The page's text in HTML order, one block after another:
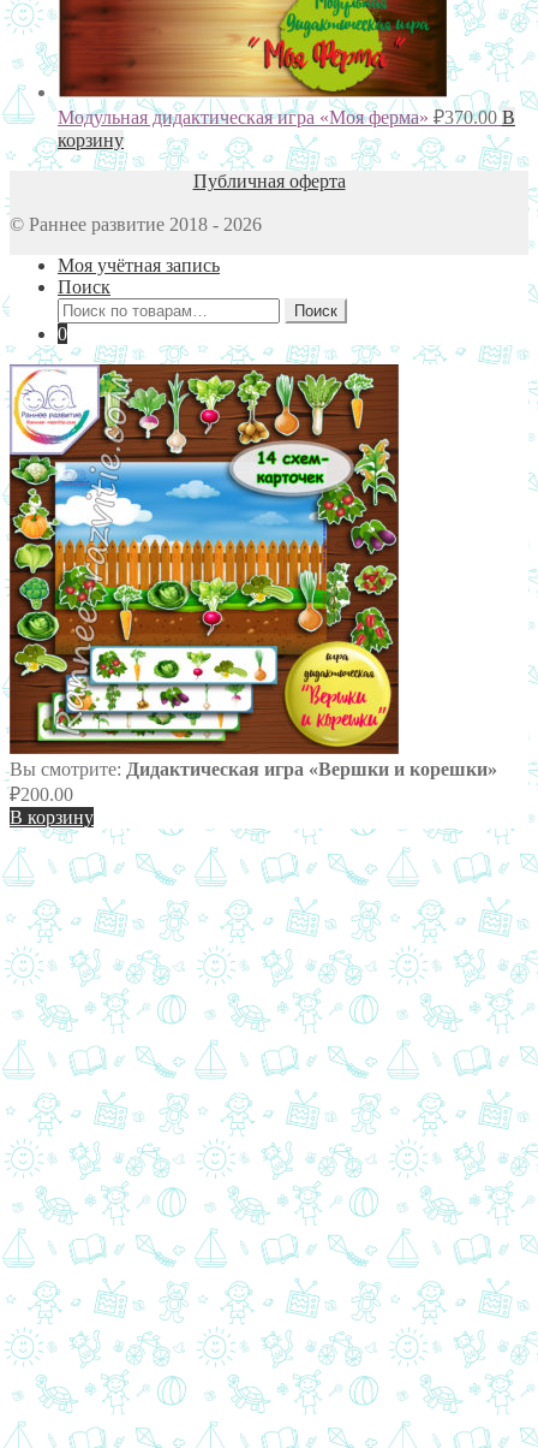
Модульная дидактическая игра «Моя ферма» ₽370.00 В
корзину
Публичная оферта
© Раннее развитие 2018 - 2026
Моя учётная запись
Поиск
Искать:
Поиск
0
Вы смотрите: Дидактическая игра «Вершки и корешки»
₽200.00
В корзину